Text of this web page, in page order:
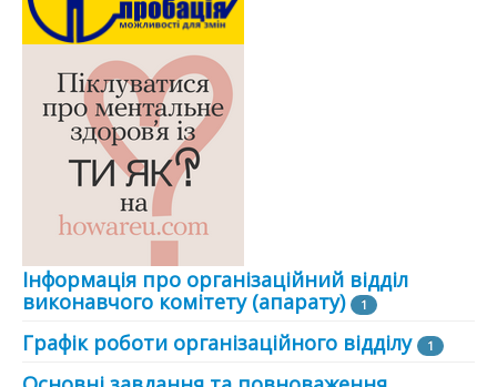
Інформація про організаційний відділ
виконавчого комітету (апарату)
1
Графік роботи організаційного відділу 1